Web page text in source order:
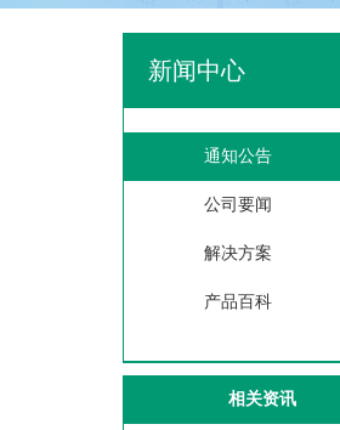
新闻中心
通知公告
公司要闻
解决方案
产品百科
相关资讯